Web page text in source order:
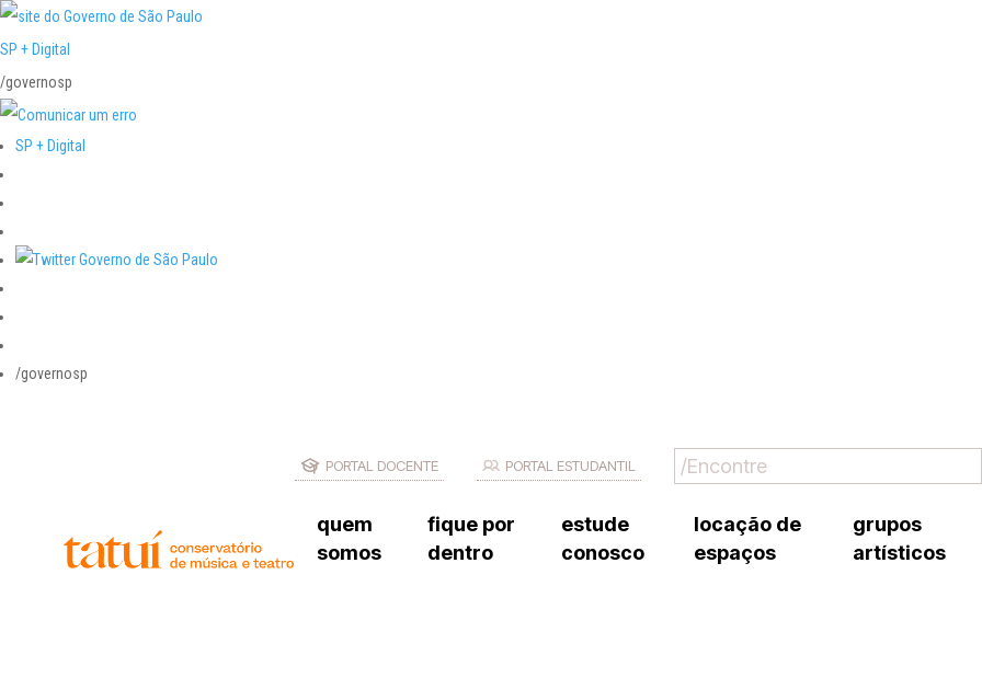
SP + Digital
/governosp
SP + Digital
/governosp
PORTAL DOCENTE PORTAL ESTUDANTIL
quem
somos
fique por
dentro
estude
conosco
locação de
espaços
grupos
artísticos